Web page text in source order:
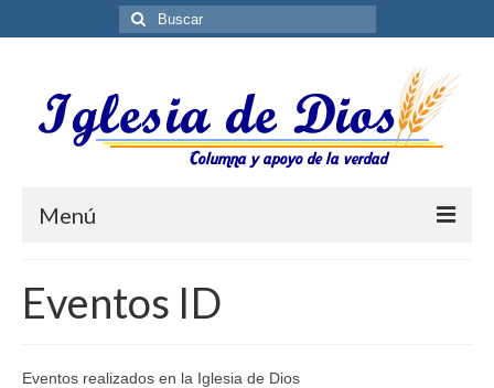
Buscar
por:
Menú
Biblioteca ES
Eventos ID
Eventos realizados en la Iglesia de Dios